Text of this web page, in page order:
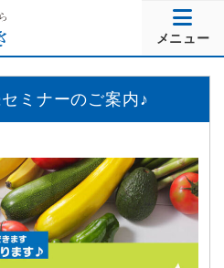
メニュー
ミナーのご案内♪